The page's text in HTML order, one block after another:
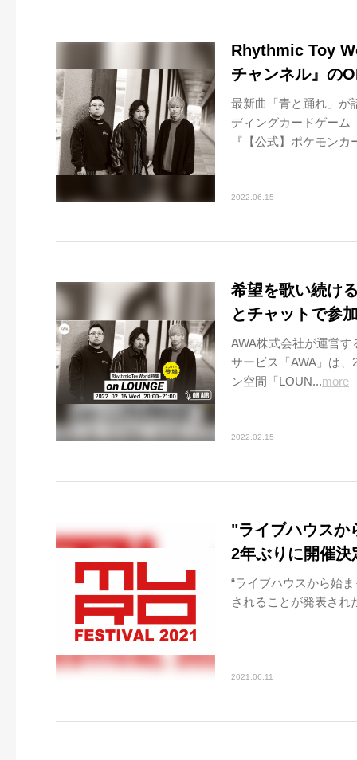
Rhythmic Toy
チャンネル』の
最新曲「青と踊れ」が
ディングカードゲーム
『【公式】ポケモンカ
2022.06.15
希望を歌い続け
とチャットで参
AWA株式会社が運営
サービス「AWA」は
ン空間「LOUN...more
2022.02.15
"ライブハウスか
2年ぶりに開催
“ライブハウスから始
されることが発表され
2021.06.11